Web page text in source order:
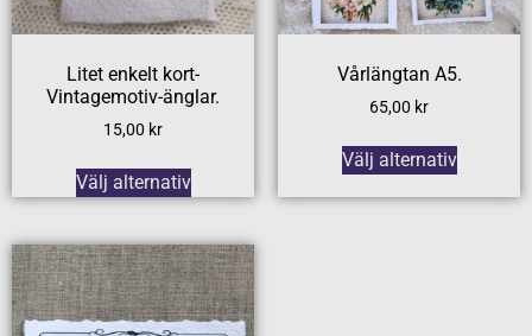
Litet enkelt kort-
Vintagemotiv-änglar.
15,00 kr
Välj alternativ
Vårlängtan A5.
65,00 kr
Välj alternativ